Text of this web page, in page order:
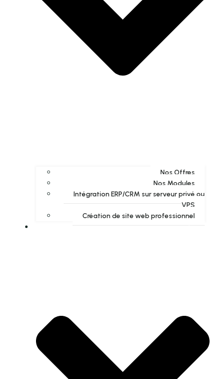
Nos Offres
Nos Modules
Intégration ERP/CRM sur serveur privé ou
VPS
Création de site web professionnel
akyras